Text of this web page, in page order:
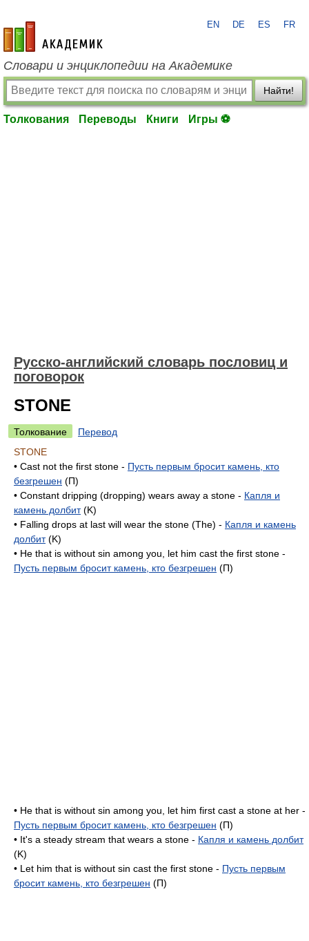
academic.ru
EN DE ES FR
Словари и энциклопедии на Академике
Найти!
Толкования Переводы Книги Игры ⚽
Русско-английский словарь пословиц и
поговорок
STONE
Толкование
Перевод
STONE
• Cast not the first stone - Пусть первым бросит камень, кто
безгрешен (П)
• Constant dripping (dropping) wears away a stone - Капля и
камень долбит(K)
• Falling drops at last will wear the stone (The) - Капля и камень
долбит(K)
• He that is without sin among you, let him cast the first stone -
Пусть первым бросит камень, кто безгрешен (П)
• He that is without sin among you, let him first cast a stone at her -
Пусть первым бросит камень, кто безгрешен (П)
• It's a steady stream that wears a stone - Капля и камень долбит
(K)
• Let him that is without sin cast the first stone - Пусть первым
бросит камень, кто безгрешен (П)